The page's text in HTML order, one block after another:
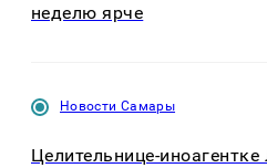
неделю ярче
Новости Самары
Целительнице-